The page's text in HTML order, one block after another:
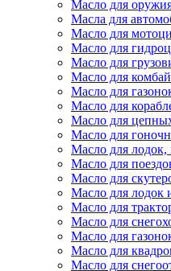
Масло для
Масла для
Масло для
Масло для
Масло для
Масло для
Масло для
Масло для
Масло для
Масло для
Масло для лодок,
Масло для
Масло для
Масло для лодок
Масло для
Масло для
Масло для
Масло для
Масло для